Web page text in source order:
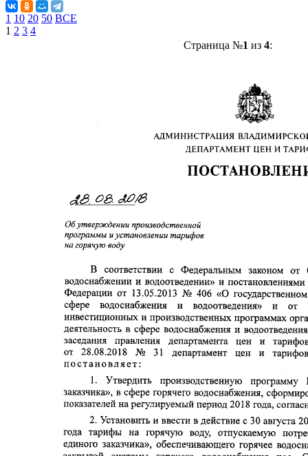
1 10 20 50 ВСЕ
1 2 3 4
Страница №1 из 4: